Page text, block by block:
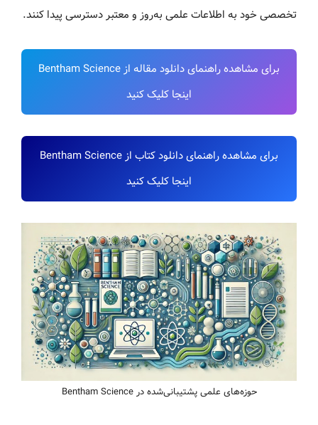
تخصصی خود به اطلاعات علمی به‌روز و معتبر دسترسی پیدا کنند.
برای مشاهده راهنمای دانلود مقاله از Bentham Science
اینجا کلیک کنید
برای مشاهده راهنمای دانلود کتاب از Bentham Science
اینجا کلیک کنید
حوزه‌های علمی پشتیبانی‌شده در Bentham Science